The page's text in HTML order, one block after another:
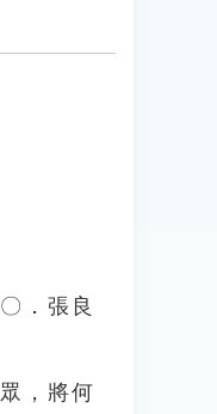
．張良
，將何